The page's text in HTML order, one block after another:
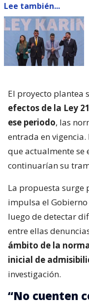
Lee también...
El proyecto plantea
efectos de la Ley
ese periodo, las
entrada en vigencia.
que actualmente se
continuarían su
La propuesta surge
impulsa el
luego de detectar
entre ellas
ámbito de la
inicial de
investigación.
“No cuenten